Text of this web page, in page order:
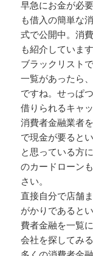
早急にお金が必
も借入の簡単な
式で公開中。消
も紹介しています
ブラックリスト
一覧があったら
ですね。せっぱ
借りられるキャ
消費者金融業者
で現金が要ると
と思っている方
のカードローン
さい。
直接自分で店舗
がかりであると
費者金融を一覧
会社を探してみ